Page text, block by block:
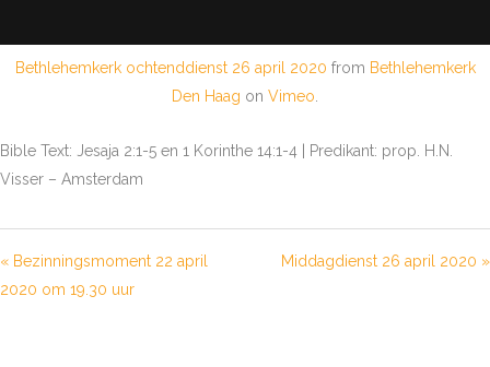
Bethlehemkerk ochtenddienst 26 april 2020 from Bethlehemkerk
Den Haag on Vimeo
Bible Text: Jesaja 2:1-5 en 1 Korinthe 14:1-4 | Predikant: prop. H.N.
Visser – Amsterdam
« Bezinningsmoment 22 april
2020 om 19.30 uur
Middagdienst 26 april 2020 »